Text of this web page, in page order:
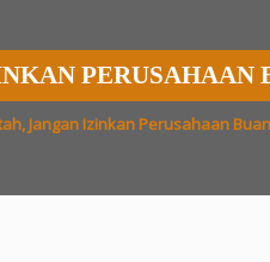
PERUSAHAAN
Jangan Izinkan Perusahaan